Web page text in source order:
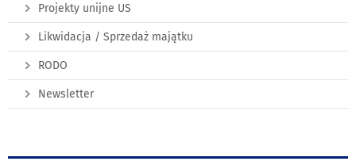
Projekty unijne US
Likwidacja / Sprzedaż majątku
RODO
Newsletter